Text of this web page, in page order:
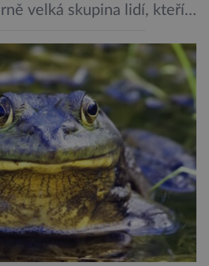
velká skupina lidí, kteří
imunitní systém
proteiny obsažené v
a šupinkách kůže,
Vědci nyní geneticky